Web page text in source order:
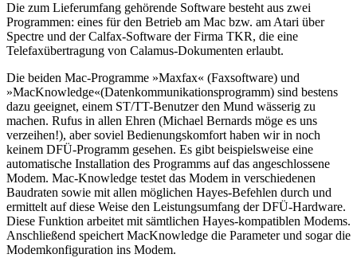
Die zum Lieferumfang gehörende Software besteht aus zwei
Programmen: eines für den Betrieb am Mac bzw. am Atari über
Spectre und der Calfax-Software der Firma TKR, die eine
Telefaxübertragung von Calamus-Dokumenten erlaubt.
Die beiden Mac-Programme »Maxfax« (Faxsoftware) und
»MacKnowledge«(Datenkommunikationsprogramm) sind bestens
dazu geeignet, einem ST/TT-Benutzer den Mund wässerig zu
machen. Rufus in allen Ehren (Michael Bernards möge es uns
verzeihen!), aber soviel Bedienungskomfort haben wir in noch
keinem DFÜ-Programm gesehen. Es gibt beispielsweise eine
automatische Installation des Programms auf das angeschlossene
Modem. Mac-Knowledge testet das Modem in verschiedenen
Baudraten sowie mit allen möglichen Hayes-Befehlen durch und
ermittelt auf diese Weise den Leistungsumfang der DFÜ-Hardware.
Diese Funktion arbeitet mit sämtlichen Hayes-kompatiblen Modems.
Anschließend speichert MacKnowledge die Parameter und sogar die
Modemkonfiguration ins Modem.